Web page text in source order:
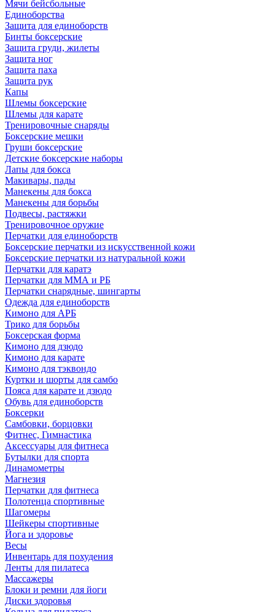
Мячи бейсбольные
Единоборства
Защита для единоборств
Бинты боксерские
Защита груди, жилеты
Защита ног
Защита паха
Защита рук
Капы
Шлемы боксерские
Шлемы для карате
Тренировочные снаряды
Боксерские мешки
Груши боксерские
Детские боксерские наборы
Лапы для бокса
Макивары, пады
Манекены для бокса
Манекены для борьбы
Подвесы, растяжки
Тренировочное оружие
Перчатки для единоборств
Боксерские перчатки из искусственной кожи
Боксерские перчатки из натуральной кожи
Перчатки для каратэ
Перчатки для ММА и РБ
Перчатки снарядные, шингарты
Одежда для единоборств
Кимоно для АРБ
Трико для борьбы
Боксерская форма
Кимоно для дзюдо
Кимоно для карате
Кимоно для тэквондо
Куртки и шорты для самбо
Пояса для карате и дзюдо
Обувь для единоборств
Боксерки
Самбовки, борцовки
Фитнес, Гимнастика
Аксессуары для фитнеса
Бутылки для спорта
Динамометры
Магнезия
Перчатки для фитнеса
Полотенца спортивные
Шагомеры
Шейкеры спортивные
Йога и здоровье
Весы
Инвентарь для похудения
Ленты для пилатеса
Массажеры
Блоки и ремни для йоги
Диски здоровья